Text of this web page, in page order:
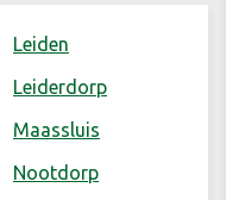
Leiden
Leiderdorp
Maassluis
Nootdorp